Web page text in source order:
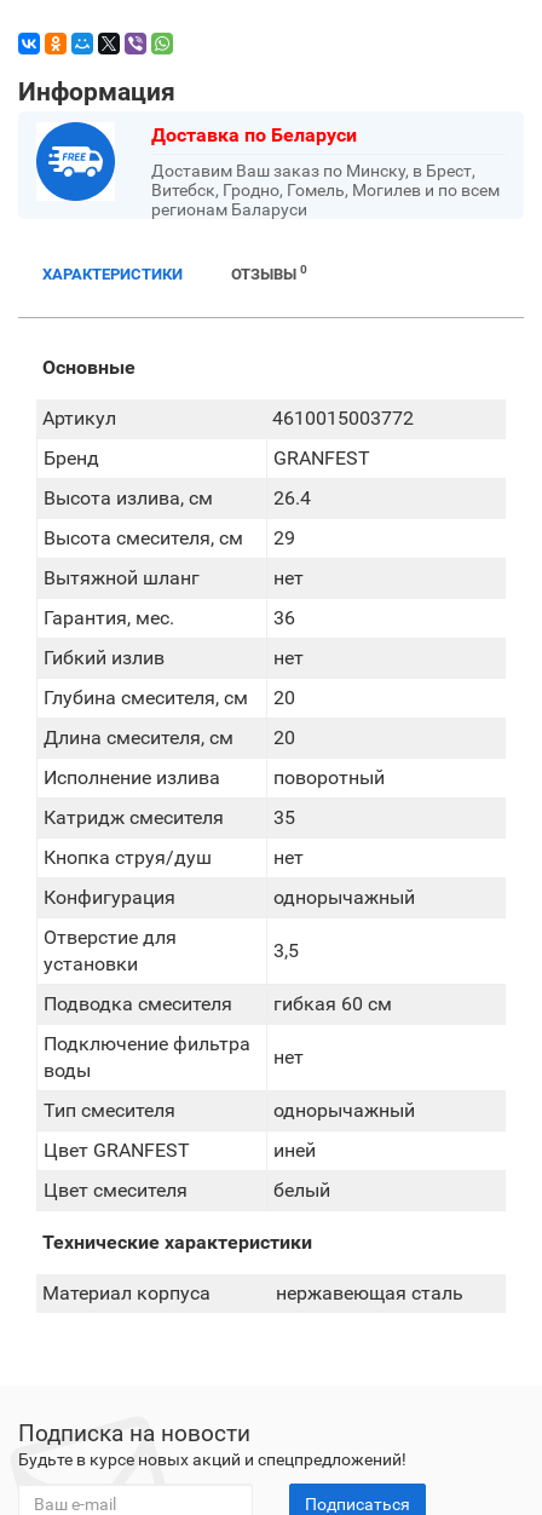
Информация
Доставка по Беларуси
Доставим Ваш заказ по Минску, в Брест,
Витебск, Гродно, Гомель, Могилев и по всем
регионам Баларуси
ХАРАКТЕРИСТИКИ ОТЗЫВЫ 0
Основные
Артикул
4610015003772
Бренд
GRANFEST
Высота излива, см
26.4
Высота смесителя, см
29
Вытяжной шланг
нет
Гарантия, мес.
36
Гибкий излив
нет
Глубина смесителя, см
20
Длина смесителя, см
20
Исполнение излива
поворотный
Катридж смесителя
35
Кнопка струя/душ
нет
Конфигурация
однорычажный
Отверстие для
установки
3,5
Подводка смесителя
гибкая 60 см
Подключение фильтра
воды
нет
Тип смесителя
однорычажный
Цвет GRANFEST
иней
Цвет смесителя
белый
Технические характеристики
Материал корпуса нержавеющая сталь
Подписка на новости
Будьте в курсе новых акций и спецпредложений!
Подписаться